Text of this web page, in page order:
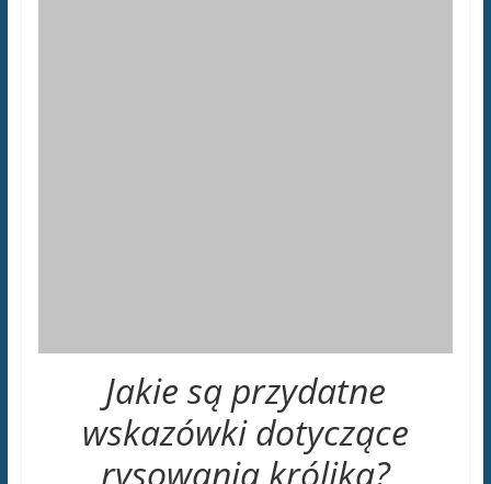
rysować królika]
Jak rysować królika: 6 prostych kroków i przydatne
wskazówki. Rysowanie królika może być
fascynującym zadaniem artystycznym, ale